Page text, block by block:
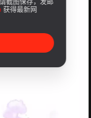
获得最新网